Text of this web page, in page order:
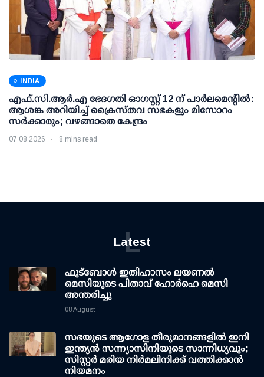
INDIA
എഫ്.സി.ആര്‍.എ ഭേദഗതി ഓഗസ്റ്റ് 12 ന് പാര്‍ലമെന്റില്‍:
ആശങ്ക അറിയിച്ച് ക്രൈസ്തവ സഭകളും മിസോറം
സര്‍ക്കാരും; വഴങ്ങാതെ കേന്ദ്രം
07 08 2026 8 mins read
Latest
L
ഫുട്ബോൾ ഇതിഹാസം ലയണൽ
മെസിയുടെ പിതാവ് ഹോർഹെ മെസി
അന്തരിച്ചു
08 August
സഭയുടെ ആഗോള തീരുമാനങ്ങളിൽ ഇനി
ഇന്ത്യൻ സന്ന്യാസിനിയുടെ സാന്നിധ്യവും;
സിസ്റ്റർ മരിയ നിർമലിനിക്ക് വത്തിക്കാൻ
നിയമനം